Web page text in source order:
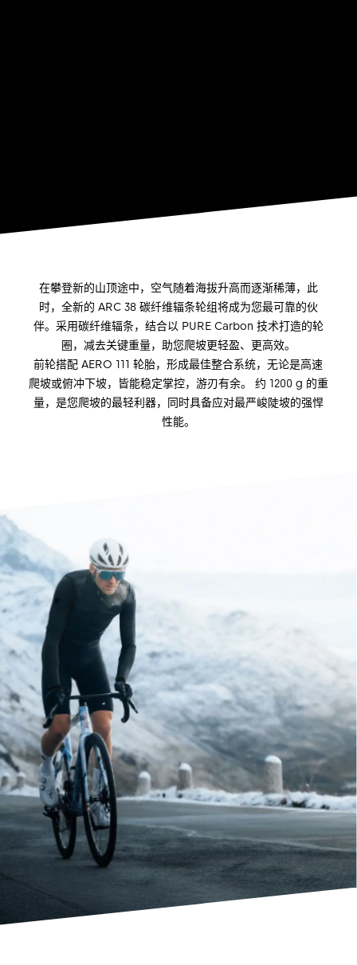
在攀登新的山顶途中，空气随着海拔升高而逐渐稀薄，此
时，全新的 ARC 38 碳纤维辐条轮组将成为您最可靠的伙
伴。采用碳纤维辐条，结合以 PURE Carbon 技术打造的轮
圈，减去关键重量，助您爬坡更轻盈、更高效。
前轮搭配 AERO 111 轮胎，形成最佳整合系统，无论是高速
爬坡或俯冲下坡，皆能稳定掌控，游刃有余。 约 1200 g 的重
量，是您爬坡的最轻利器，同时具备应对最严峻陡坡的强悍
性能。